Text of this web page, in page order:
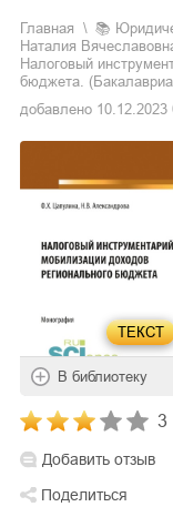
Главная 📚
Наталия
Налоговый
бюджета.
добавлено 10.12.2023
ТЕКСТ
В библиотеку
3
Добавить отзыв
Поделиться